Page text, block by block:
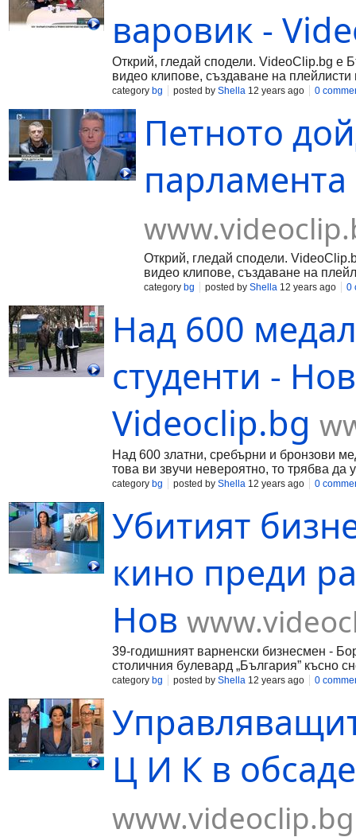
варовик -
Открий, гледай сподели. VideoClip.bg е
видео клипове, създаване на плейлисти
category bg posted by Shella 12 years ago 0
Петното
Открий, гледай сподели.
видео клипове, създаване на
category bg posted by Shella 12 years ago 0
Над 600
студенти -
Videoclip.bg
Над 600 златни, сребърни и бронзови
това ви звучи невероятно, то трябва да
category bg posted by Shella 12 years ago 0
Убитият
кино преди
Нов
39-годишният варненски бизнесмен -
столичния булевард „България” късно
category bg posted by Shella 12 years ago 0
Ц И К в
www.videoclip.bg